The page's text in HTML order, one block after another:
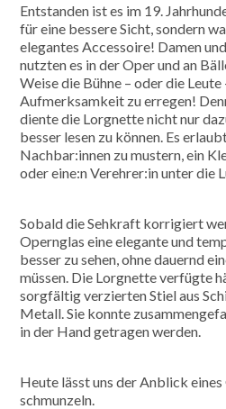
Entstanden ist es im 19.
für eine bessere Sicht, sondern
elegantes Accessoire! Damen
nutzten es in der Oper und an
Weise die Bühne – oder die
Aufmerksamkeit zu erregen!
diente die Lorgnette nicht nur
besser lesen zu können. Es
Nachbar:innen zu mustern, ein
oder eine:n Verehrer:in unter die
Sobald die Sehkraft korrigiert
Opernglas eine elegante und
besser zu sehen, ohne dauernd
müssen. Die Lorgnette verfügte
sorgfältig verzierten Stiel aus
Metall. Sie konnte
in der Hand getragen werden.
Heute lässt uns der Anblick
schmunzeln.